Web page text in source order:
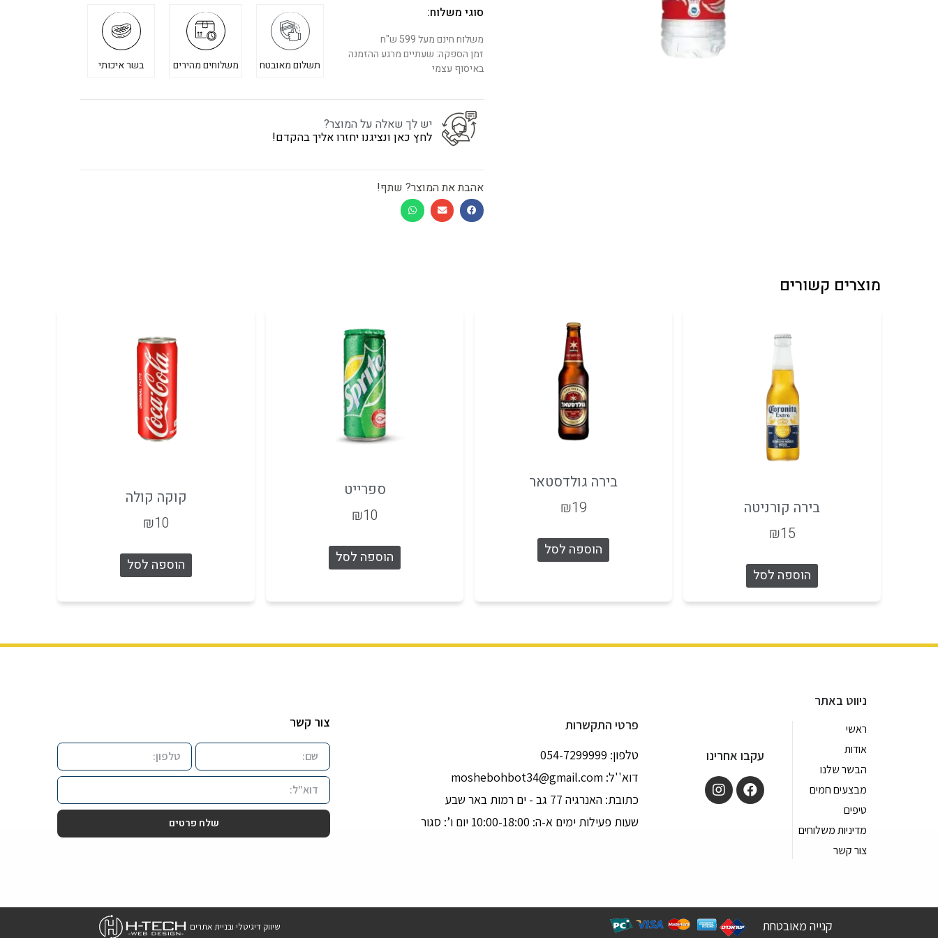
סוגי משלוח:
משלוח חינם מעל 599 ש"ח
זמן הספקה: שעתיים מרגע ההזמנה
באיסוף עצמי
תשלום מאובטח משלוחים מהירים בשר איכותי
יש לך שאלה על המוצר?
לחץ כאן ונציגנו יחזרו אליך בהקדם!
אהבת את המוצר? שתף!
מוצרים קשורים
בירה קורניטה
₪15
הוספה לסל
בירה גולדסטאר
₪19
הוספה לסל
ספרייט
₪10
הוספה לסל
קוקה קולה
₪10
הוספה לסל
ניווט באתר
ראשי
אודות
הבשר שלנו
מבצעים חמים
טיפים
מדיניות משלוחים
צור קשר
עקבו אחרינו
פרטי התקשרות
טלפון: 054-7299999
דוא''ל: moshebohbot34@gmail.com
כתובת: האנרגיה 77 גב - ים רמות באר שבע
שעות פעילות ימים א-ה: 10:00-18:00 יום ו’: סגור
צור קשר
שלח פרטים
קנייה מאובטחת שיווק דיגיטלי ובניית אתרים